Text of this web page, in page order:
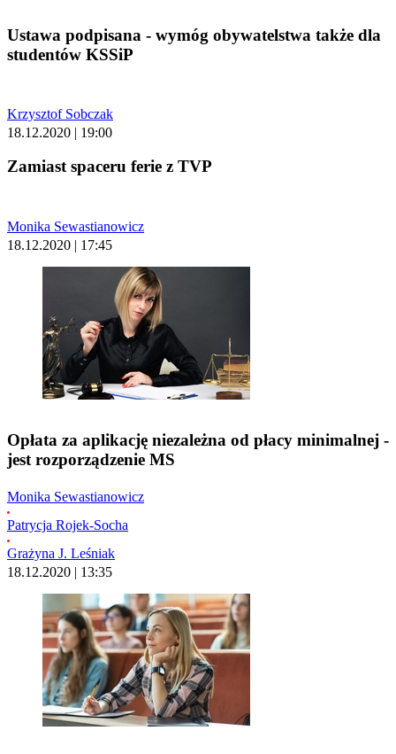
Ustawa podpisana - wymóg obywatelstwa także dla
studentów KSSiP
Krzysztof Sobczak
18.12.2020 | 19:00
Zamiast spaceru ferie z TVP
Monika Sewastianowicz
18.12.2020 | 17:45
Opłata za aplikację niezależna od płacy minimalnej -
jest rozporządzenie MS
Monika Sewastianowicz
Patrycja Rojek-Socha
Grażyna J. Leśniak
18.12.2020 | 13:35